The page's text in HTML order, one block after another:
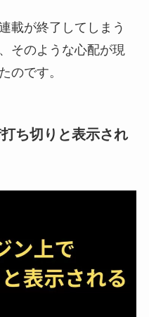
載が終了してしまう
そのような心配が現
のです。
ち切りと表示され